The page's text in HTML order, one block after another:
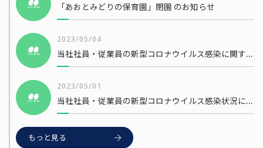
「あおとみどりの保育園」閉園 のお知らせ
2023/05/04
当社社員・従業員の新型コロナウイルス感染に関するお知らせ
2023/05/01
当社社員・従業員の新型コロナウイルス感染状況について
もっと見る